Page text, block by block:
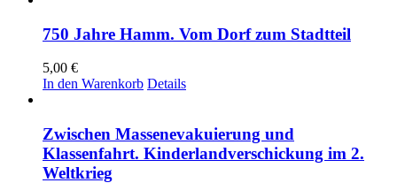
750 Jahre Hamm. Vom Dorf zum Stadtteil
5,00 €
In den Warenkorb Details
Zwischen Massenevakuierung und
Klassenfahrt. Kinderlandverschickung im 2.
Weltkrieg